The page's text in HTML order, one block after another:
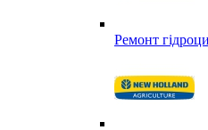
Ремонт